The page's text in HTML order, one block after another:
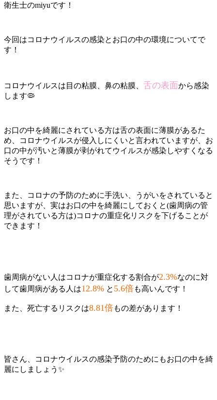
衛生士のmiyuです！
今回はコロナウイルスの感染とお口の中の環境についてで
す！
コロナウイルスは目の粘膜、鼻の粘膜、 舌の表面から感染
します🦠
お口の中を綺麗にされている方は舌の表面に薄膜があるた
め、コロナウイルスが侵入しにくいと言われていますが、お
口の中が汚いと薄膜が剥がれてウイルスが感染しやすくなる
そうです！
また、コロナの予防のために手洗い、うがいをされていると
思いますが、実はお口の中を綺麗にしておくと(歯周病の管
理がされている方は)コロナの重症化リスクを下げることが
できます！
歯周病がない人はコロナが重症化する割合が2.3%なのに対
して歯周病がある人は12.8% と 5.6倍も高いんです！
また、死亡するリスクは8.81倍もの差があります！
皆さん、コロナウイルスの感染予防のためにもお口の中を綺
麗にしましょう✨